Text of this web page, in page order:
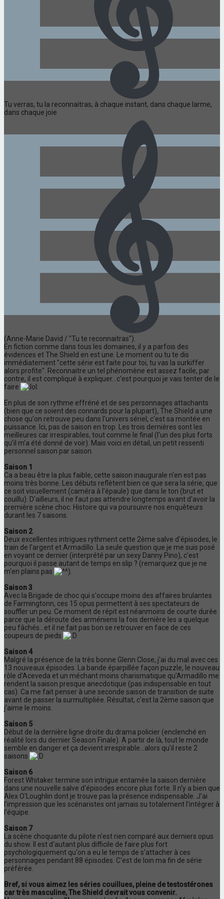
Tu verras, tu la reconnaitras, à chaque instant, dans chaque larme,
dans chaque joie
(Anne-Marie David / "Tu te reconnaitras").
En fiction comme dans tous les domaines, il y a parfois des
évidences et The Shield en est une. Le moment ou tu te dis
immédiatement "cette série est faite pour toi, tu vas la surkiffer
alors profite". Reconnaitre un tel phénomène est assez facile, par
contre, il est compliqué à expliquer...c'est pourquoi je vais tenter de le
faire
En plus de son rythme effréné et de ses personnages attachants
(bien que ce soient des connards pour la plupart), The Shield a une
chose qu'on retrouve peu dans l'univers sériel, c'est sa montée en
puissance. Ici, pas de saison en trop. Les trois dernières sont les
meilleures car irrespirables, tout comme le final (l'un des plus forts
qu'il m'a été donné de voir). Mais voici en détail, un petit ressenti
personnel saison par saison.
Saison 1
Ca a beau être la plus faible, cette saison inaugurale n'en est pas
moins très bonne. Les débuts reflètent bien ce que sera la série, que
ce soit visuellement (caméra à l'épaule) que dans le ton (brut et
couillu). D'ailleurs, il ne faut pas attendre longtemps avant d'avoir la
première scène choc. Histoire qui va poursuivre nos enquêteurs
durant les 7 saisons.
Saison 2
Deux excellentes intrigues rythment cette 2ème salve d'épisodes, le
train de l'argent et Armadillo. La seule question que je me suis posé
en voyant ce dernier (interprété par un sexy Danny Pino), c'est
pourquoi il passe autant de temps en slip ? (remarquez que je ne
m'en plains pas
).
Saison 3
Avec la Brigade de choc qui s'occupe moins des affaires brulantes
de Farmingtonn, ces 15 opus permettent à ses spectateurs de
souffler un peu. Ce moment de répit est néanmoins de courte durée
parce que la déroute des arméniens la fois dernière les a quelque
peu fâchés...et il ne fait pas bon se retrouver en face de ces
coupeurs de pieds
Saison 4
Malgré la présence de la très bonne Glenn Close, j'ai du mal avec ces
13 nouveaux épisodes. La bande éparpillée façon puzzle, le nouveau
rôle d'Aceveda et un méchant moins charismatique qu'Armadillo me
rendent la saison presque anecdotique (pas indispensable en tout
cas). Ca me fait penser à une seconde saison de transition de suite
avant de passer la surmultipliée. Résultat, c'est la 2ème saison que
j'aime le moins.
Saison 5
Début de la dernière ligne droite du drama policier (enclenché en
réalité lors du dernier Season Finale). A partir de là, tout le monde
semble en danger et ça devient irrespirable...alors qu'il reste 2
saisons
Saison 6
Forest Whitaker termine son intrigue entamée la saison dernière
dans une nouvelle salve d'épisodes encore plus forte. Il n'y a bien que
Alex O'Loughlin dont je trouve pas la présence indispensable. J'ai
l'impression que les scénaristes ont jamais su totalement l'intégrer à
l'équipe.
Saison 7
La scène choquante du pilote n'est rien comparé aux derniers opus
du show. Il est d'autant plus difficile de faire plus fort
psychologiquement qu'on a eu le temps de s'attacher à ces
personnages pendant 88 épisodes. C'est de loin ma fin de série
préférée.
Bref, si vous aimez les séries couillues, pleine de testostérones
car très masculine, The Shield devrait vous convenir.